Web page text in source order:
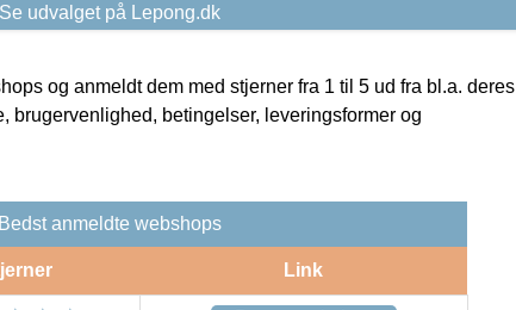
Se udvalget på Lepong.dk
og anmeldt dem med stjerner fra 1 til 5 ud fra bl.a. deres
brugervenlighed, betingelser, leveringsformer og
Bedst anmeldte webshops
Link